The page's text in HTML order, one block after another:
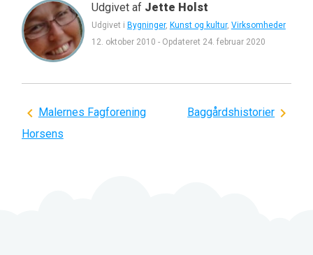
Udgivet af Jette Holst
Udgivet i Bygninger, Kunst og kultur, Virksomheder
12. oktober 2010 - Opdateret 24. februar 2020
Indlægsnavigation
Malernes Fagforening
Horsens
Baggårdshistorier